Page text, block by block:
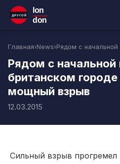
ДРУГОЙ
lon
don
Главная›News›
Рядом с
британском
мощный взрыв
12.03.2015
Сильный взрыв прогремел